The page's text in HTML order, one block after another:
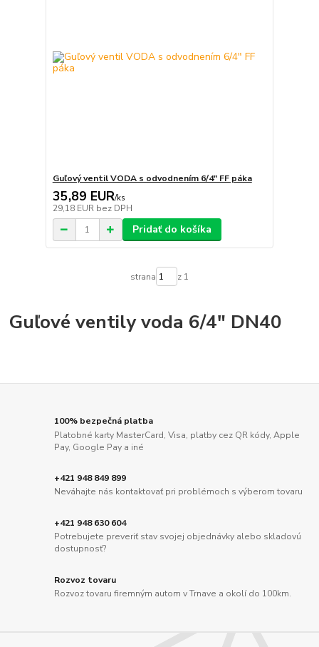
Guľový ventil VODA s odvodnením 6/4" FF páka
35,89 EUR/ks
29,18 EUR bez DPH
Pridať do košíka
strana z 1
Guľové ventily voda 6/4" DN40
100% bezpečná platba
Platobné karty MasterCard, Visa, platby cez QR kódy, Apple
Pay, Google Pay a iné
+421 948 849 899
Neváhajte nás kontaktovať pri problémoch s výberom tovaru
+421 948 630 604
Potrebujete preveriť stav svojej objednávky alebo skladovú
dostupnosť?
Rozvoz tovaru
Rozvoz tovaru firemným autom v Trnave a okolí do 100km.